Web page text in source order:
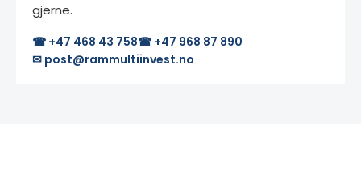
gjerne.
☎ +47 468 43 758☎ +47 968 87 890
✉ post@rammultiinvest.no